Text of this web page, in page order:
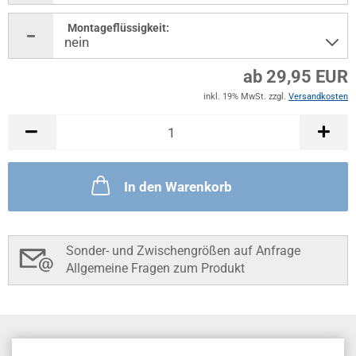
Montageflüssigkeit:
ab 29,95 EUR
inkl. 19% MwSt. zzgl. Versandkosten
In den Warenkorb
Sonder- und Zwischengrößen auf Anfrage
Allgemeine Fragen zum Produkt